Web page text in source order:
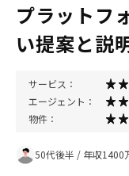
プラットフ
い提案と説
サービス：
エージェント：
物件：
50代後半 / 年収1400